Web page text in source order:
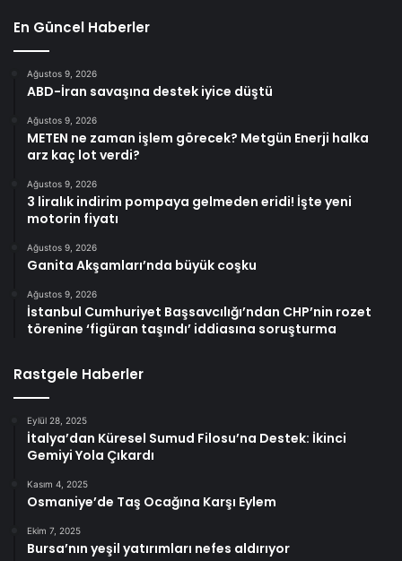
En Güncel Haberler
Ağustos 9, 2026
ABD-İran savaşına destek iyice düştü
Ağustos 9, 2026
METEN ne zaman işlem görecek? Metgün Enerji halka
arz kaç lot verdi?
Ağustos 9, 2026
3 liralık indirim pompaya gelmeden eridi! İşte yeni
motorin fiyatı
Ağustos 9, 2026
Ganita Akşamları’nda büyük coşku
Ağustos 9, 2026
İstanbul Cumhuriyet Başsavcılığı’ndan CHP’nin rozet
törenine ‘figüran taşındı’ iddiasına soruşturma
Rastgele Haberler
Eylül 28, 2025
İtalya’dan Küresel Sumud Filosu’na Destek: İkinci
Gemiyi Yola Çıkardı
Kasım 4, 2025
Osmaniye’de Taş Ocağına Karşı Eylem
Ekim 7, 2025
Bursa’nın yeşil yatırımları nefes aldırıyor